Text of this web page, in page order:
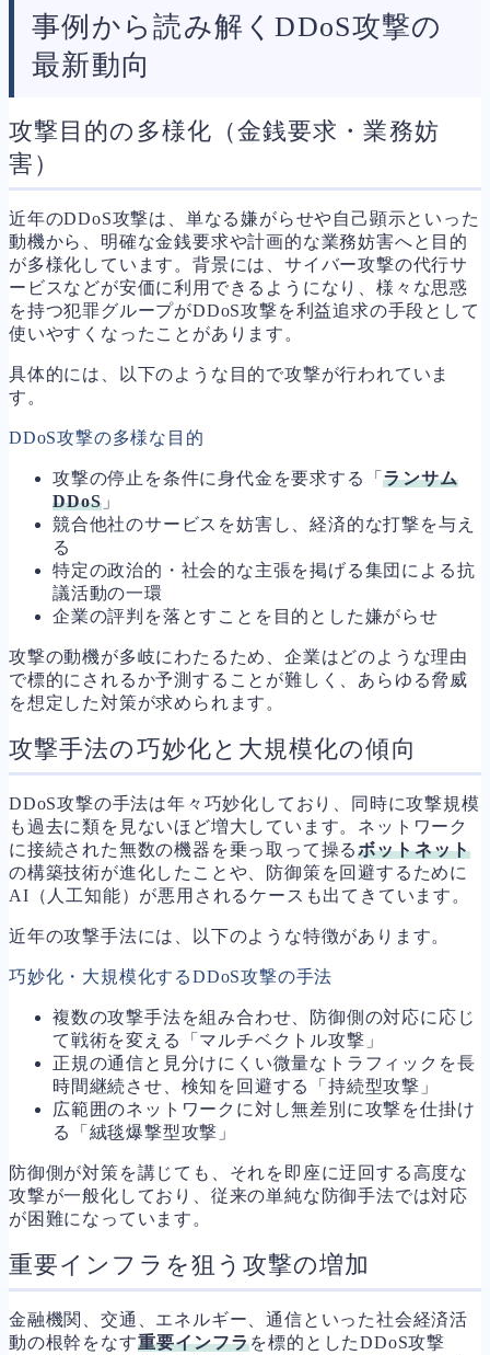
事例から読み解くDDoS攻撃の
最新動向
攻撃目的の多様化（金銭要求・業務妨
害）
近年のDDoS攻撃は、単なる嫌がらせや自己顕示といった
動機から、明確な金銭要求や計画的な業務妨害へと目的
が多様化しています。背景には、サイバー攻撃の代行サ
ービスなどが安価に利用できるようになり、様々な思惑
を持つ犯罪グループがDDoS攻撃を利益追求の手段として
使いやすくなったことがあります。
具体的には、以下のような目的で攻撃が行われていま
す。
DDoS攻撃の多様な目的
攻撃の停止を条件に身代金を要求する「ランサム
DDoS 」
競合他社のサービスを妨害し、経済的な打撃を与え
る
特定の政治的・社会的な主張を掲げる集団による抗
議活動の一環
企業の評判を落とすことを目的とした嫌がらせ
攻撃の動機が多岐にわたるため、企業はどのような理由
で標的にされるか予測することが難しく、あらゆる脅威
を想定した対策が求められます。
攻撃手法の巧妙化と大規模化の傾向
DDoS攻撃の手法は年々巧妙化しており、同時に攻撃規模
も過去に類を見ないほど増大しています。ネットワーク
に接続された無数の機器を乗っ取って操るボットネット
の構築技術が進化したことや、防御策を回避するために
AI（人工知能）が悪用されるケースも出てきています。
近年の攻撃手法には、以下のような特徴があります。
巧妙化・大規模化するDDoS攻撃の手法
複数の攻撃手法を組み合わせ、防御側の対応に応じ
て戦術を変える「マルチベクトル攻撃」
正規の通信と見分けにくい微量なトラフィックを長
時間継続させ、検知を回避する「持続型攻撃」
広範囲のネットワークに対し無差別に攻撃を仕掛け
る「絨毯爆撃型攻撃」
防御側が対策を講じても、それを即座に迂回する高度な
攻撃が一般化しており、従来の単純な防御手法では対応
が困難になっています。
重要インフラを狙う攻撃の増加
金融機関、交通、エネルギー、通信といった社会経済活
動の根幹をなす重要インフラを標的としたDDoS攻撃